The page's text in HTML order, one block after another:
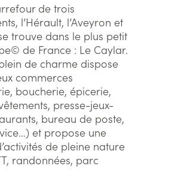
de trois
l’Hérault, l’Aveyron et
trouve dans le plus petit
de France : Le Caylar.
de charme dispose
commerces
boucherie, épicerie,
presse-jeux-
bureau de poste,
et propose une
de pleine nature
randonnées, parc